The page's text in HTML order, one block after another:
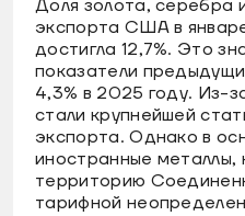
Доля золота, серебра
экспорта США в
достигла 12,7%. Это
показатели
4,3% в 2025 году. Из-
стали крупнейшей
экспорта. Однако в
иностранные металлы,
территорию
тарифной